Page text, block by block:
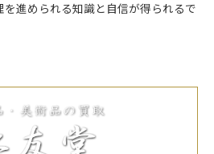
進められる知識と自信が得られるで